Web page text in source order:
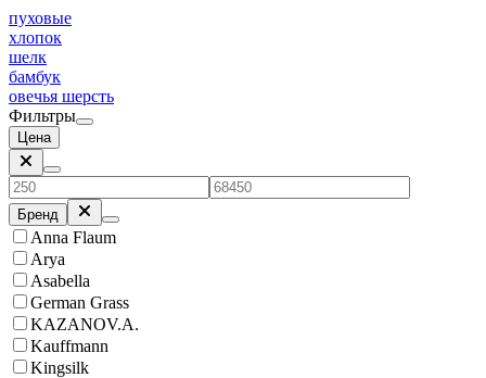
пуховые
хлопок
шелк
бамбук
овечья шерсть
Фильтры
Цена
Бренд
Anna Flaum
Arya
Asabella
German Grass
KAZANOV.A.
Kauffmann
Kingsilk